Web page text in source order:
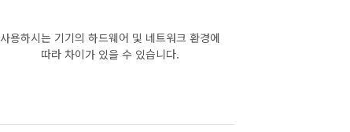
사용하시는 기기의 하드웨어 및 네트워크 환경에
따라 차이가 있을 수 있습니다.